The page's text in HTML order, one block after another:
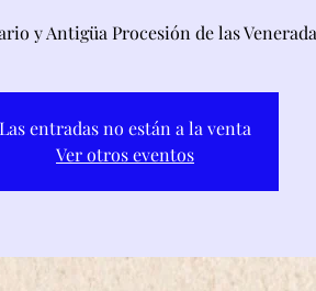
y Antigüa Procesión de las
Las entradas no están a la venta
Ver otros eventos